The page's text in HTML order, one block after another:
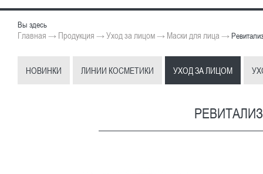
Вы здесь
Главная → Продукция →Уход за лицом→ Маски для лица →
НОВИНКИ ЛИНИИ КОСМЕТИКИ УХОД ЗА ЛИЦОМ